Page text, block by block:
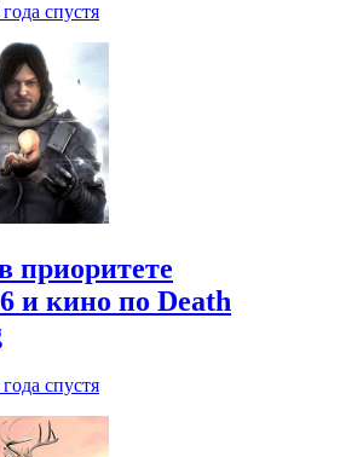
спустя
приоритете
и кино по Death
спустя